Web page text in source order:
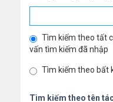
Tìm kiếm theo tất
vấn tìm kiếm đã nhập
Tìm kiếm theo bất
Tìm kiếm theo tên